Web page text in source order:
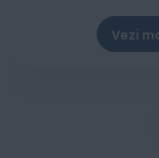
Vezi
Stoc